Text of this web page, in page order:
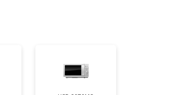
Заказать